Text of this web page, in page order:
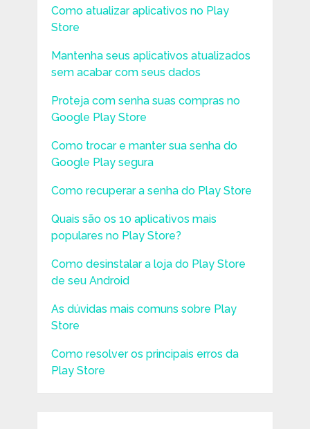
Como atualizar aplicativos no Play
Store
Mantenha seus aplicativos atualizados
sem acabar com seus dados
Proteja com senha suas compras no
Google Play Store
Como trocar e manter sua senha do
Google Play segura
Como recuperar a senha do Play Store
Quais são os 10 aplicativos mais
populares no Play Store?
Como desinstalar a loja do Play Store
de seu Android
As dúvidas mais comuns sobre Play
Store
Como resolver os principais erros da
Play Store